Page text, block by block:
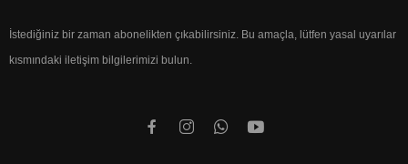
İstediğiniz bir zaman abonelikten çıkabilirsiniz. Bu amaçla, lütfen yasal uyarılar
kısmındaki iletişim bilgilerimizi bulun.